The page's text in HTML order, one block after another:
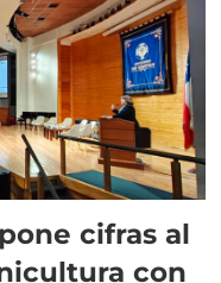
cifras al
con